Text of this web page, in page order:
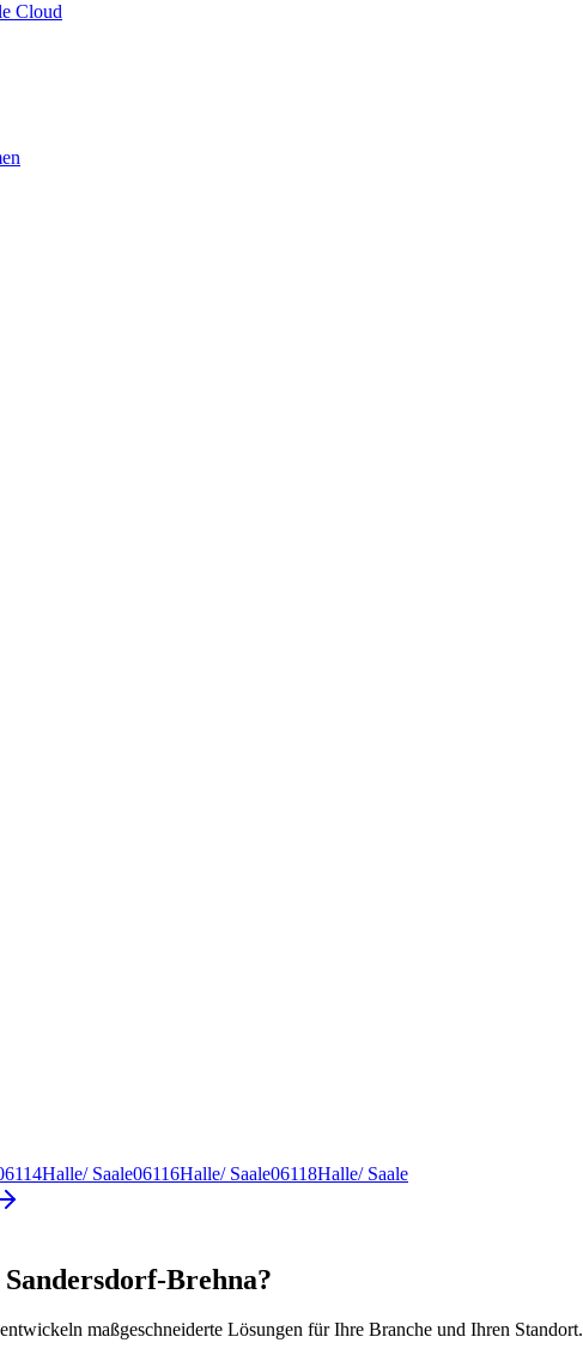
Cloud
Halle/ Saale06116Halle/ Saale06118Halle/ Saale
Brehna?
maßgeschneiderte Lösungen für Ihre Branche und Ihren Standort.